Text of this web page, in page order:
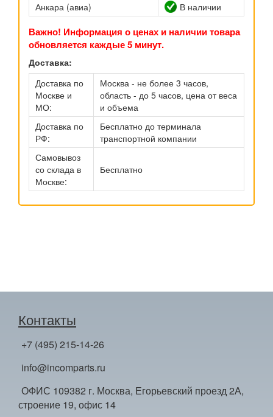
Анкара (авиа) В наличии
Важно! Информация о ценах и наличии товара
обновляется каждые 5 минут.
Доставка:
Доставка по
Москве и
МО:
Москва - не более 3 часов,
область - до 5 часов, цена от веса
и объема
Доставка по
РФ:
Бесплатно до терминала
транспортной компании
Самовывоз
со склада в
Москве:
Бесплатно
Контакты
+7 (495) 215-14-26
info@incomparts.ru
ОФИС 109382 г. Москва, Егорьевский проезд 2А,
строение 19, офис 14